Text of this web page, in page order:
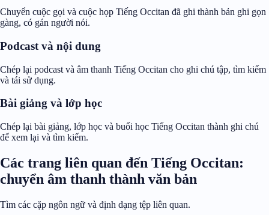
Chuyển cuộc gọi và cuộc họp Tiếng Occitan đã ghi thành bản ghi gọn
gàng, có gán người nói.
Podcast và nội dung
Chép lại podcast và âm thanh Tiếng Occitan cho ghi chú tập, tìm kiếm
và tái sử dụng.
Bài giảng và lớp học
Chép lại bài giảng, lớp học và buổi học Tiếng Occitan thành ghi chú
để xem lại và tìm kiếm.
Các trang liên quan đến Tiếng Occitan:
chuyển âm thanh thành văn bản
Tìm các cặp ngôn ngữ và định dạng tệp liên quan.